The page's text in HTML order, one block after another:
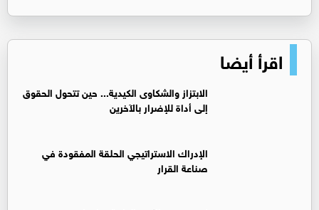
اقرأ أيضا
الابتزاز والشكاوى الكيدية... حين تتحول الحقوق
إلى أداة للإضرار بالآخرين
الإدراك الاستراتيجي الحلقة المفقودة في
صناعة القرار